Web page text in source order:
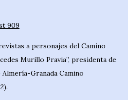
909
a personajes del Camino
Murillo Pravia”, presidenta de
Almería-Granada Camino